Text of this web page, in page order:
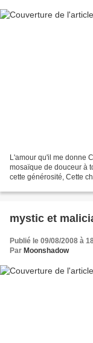
L'amour qu'il me donne
mosaïque de douceur à
cette générosité, Cette
mystic et
Publié le 09/08/2008 à
Par Moonshadow